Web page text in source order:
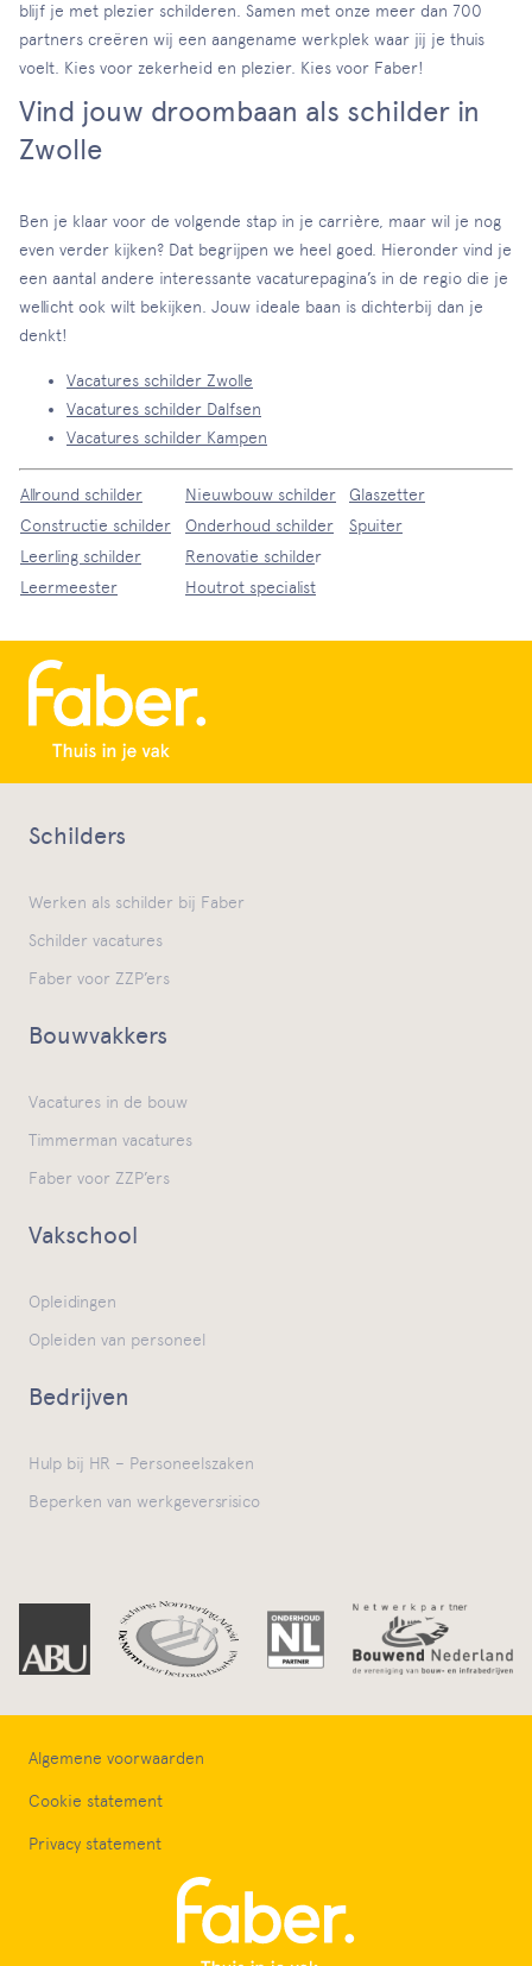
blijf je met plezier schilderen. Samen met onze meer dan 700
partners creëren wij een aangename werkplek waar jij je thuis
voelt. Kies voor zekerheid en plezier. Kies voor Faber!
Vind jouw droombaan als schilder in
Zwolle
Ben je klaar voor de volgende stap in je carrière, maar wil je nog
even verder kijken? Dat begrijpen we heel goed. Hieronder vind je
een aantal andere interessante vacaturepagina’s in de regio die je
wellicht ook wilt bekijken. Jouw ideale baan is dichterbij dan je
denkt!
Vacatures schilder Zwolle
Vacatures schilder Dalfsen
Vacatures schilder Kampen
Allround schilder Nieuwbouw schilder
Glaszetter
Constructie schilder
Onderhoud schilder
Spuiter
Leerling schilder
Renovatie schilder
Leermeester
Houtrot specialist
Schilders
Werken als schilder bij Faber
Schilder vacatures
Faber voor ZZP’ers
Bouwvakkers
Vacatures in de bouw
Timmerman vacatures
Faber voor ZZP’ers
Vakschool
Opleidingen
Opleiden van personeel
Bedrijven
Hulp bij HR – Personeelszaken
Beperken van werkgeversrisico
Algemene voorwaarden
Cookie statement
Privacy statement